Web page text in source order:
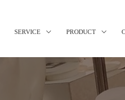
SERVICE PRODUCT